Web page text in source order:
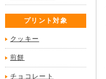
プリント対象
クッキー
煎餅
チョコレート